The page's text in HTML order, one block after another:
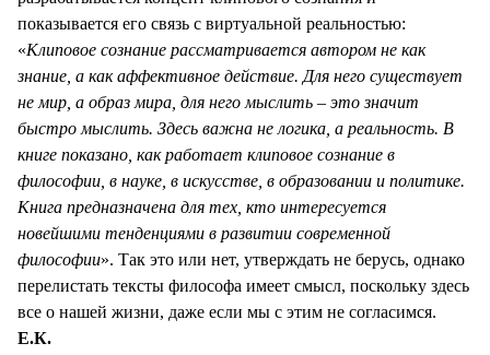
показывается его связь с виртуальной реальностью:
«Клиповое сознание рассматривается автором не как
знание, а как аффективное действие. Для него существует
не мир, а образ мира, для него мыслить – это значит
быстро мыслить. Здесь важна не логика, а реальность. В
книге показано, как работает клиповое сознание в
философии, в науке, в искусстве, в образовании и политике.
Книга предназначена для тех, кто интересуется
новейшими тенденциями в развитии современной
философии». Так это или нет, утверждать не берусь, однако
перелистать тексты философа имеет смысл, поскольку здесь
все о нашей жизни, даже если мы с этим не согласимся.
Е.К.